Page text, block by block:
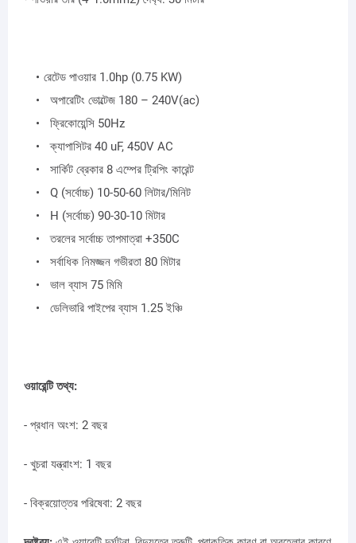
রেটেড পাওয়ার 1.0hp (0.75 KW)
অপারেটিং ভোল্টেজ 180 – 240V(ac)
ফ্রিকোয়েন্সি 50Hz
ক্যাপাসিটর 40 uF, 450V AC
সার্কিট ব্রেকার 8 এম্পের ট্রিপিং কারেন্ট
Q (সর্বোচ্চ) 10-50-60 লিটার/মিনিট
H (সর্বোচ্চ) 90-30-10 মিটার
তরলের সর্বোচ্চ তাপমাত্রা +350C
সর্বাধিক নিমজ্জন গভীরতা 80 মিটার
ভাল ব্যাস 75 মিমি
ডেলিভারি পাইপের ব্যাস 1.25 ইঞ্চি
ওয়ারেন্টি তথ্য:
- প্রধান অংশ: 2 বছর
- খুচরা যন্ত্রাংশ: 1 বছর
- বিক্রয়োত্তর পরিষেবা: 2 বছর